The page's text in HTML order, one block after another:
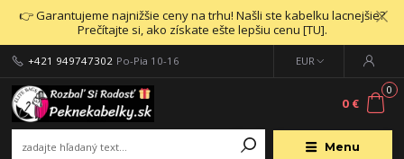
👉 Garantujeme najnižšie ceny na trhu! Našli ste kabelku lacnejšie?
Prečítajte si, ako získate ešte lepšiu cenu [TU].
Menu
EUR
+421 949747302 Po-Pia 10-16
0
0 €